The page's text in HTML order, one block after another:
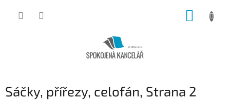
Sáčky, přířezy, celofán, Strana 2